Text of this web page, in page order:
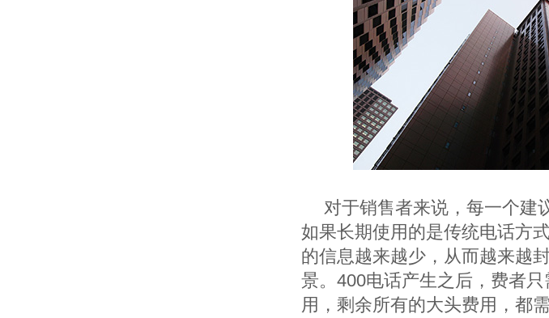
对于销售者来说，每一个建
如果长期使用的是传统电话方
的信息越来越少，从而越来越
景。 400电话产生之后，费者
用，剩余所有的大头费用，都